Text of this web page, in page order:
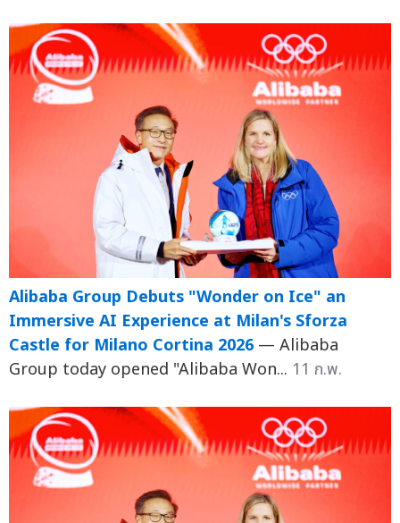
Alibaba Group Debuts "Wonder on Ice" an
Immersive AI Experience at Milan's Sforza
Castle for Milano Cortina 2026 — Alibaba
Group today opened "Alibaba Won... 11 ก.พ.